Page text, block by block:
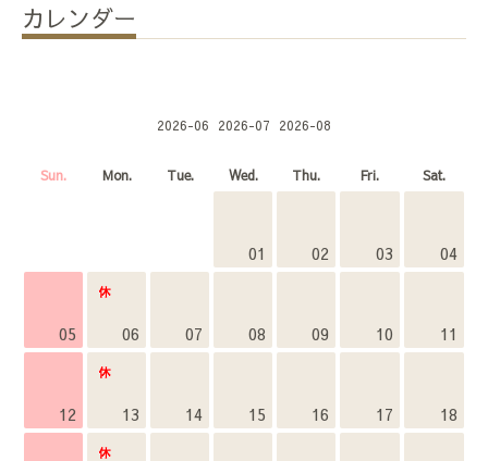
カレンダー
2026-06 2026-07 2026-08
Sun. Mon. Tue. Wed. Thu. Fri. Sat.
01 02 03 04
05 06 07 08 09 10 11
12 13 14 15 16 17 18